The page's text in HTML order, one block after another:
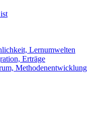
Lernumwelten
Erträge
Methodenentwicklung